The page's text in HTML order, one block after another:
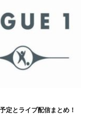
定とライブ配信まとめ！